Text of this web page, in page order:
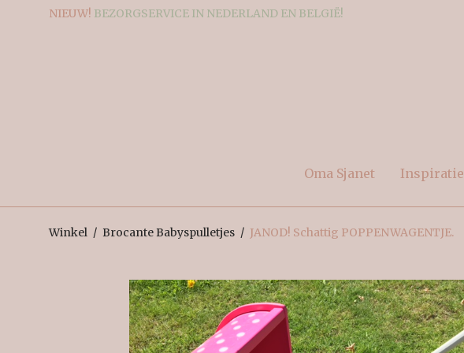
NIEUW! BEZORGSERVICE IN NEDERLAND EN BELGIË!
Oma Sjanet Inspiratie
Winkel / Brocante Babyspulletjes / JANOD! Schattig POPPENWAGENTJE.